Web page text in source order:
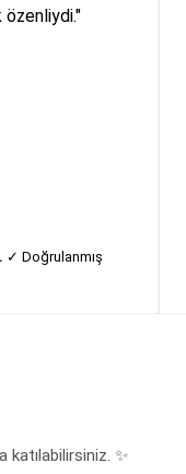
✓ Doğrulanmış
✨